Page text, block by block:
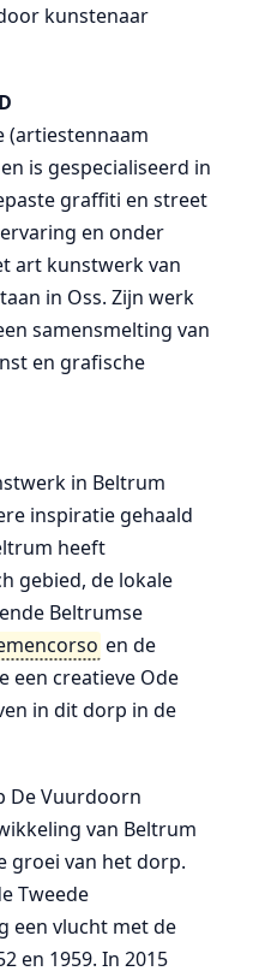
kunstenaar
(artiestennaam
is gespecialiseerd in
graffiti en street
en onder
art kunstwerk van
in Oss. Zijn werk
samensmelting van
en grafische
in Beltrum
inspiratie gehaald
heeft
gebied, de lokale
Beltrumse
en de
een creatieve Ode
in dit dorp in de
De Vuurdoorn
van Beltrum
groei van het dorp.
Tweede
een vlucht met de
en 1959. In 2015